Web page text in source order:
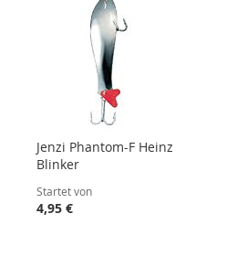
Jenzi Phantom-F Heinz
Blinker
Startet von
4,95 €